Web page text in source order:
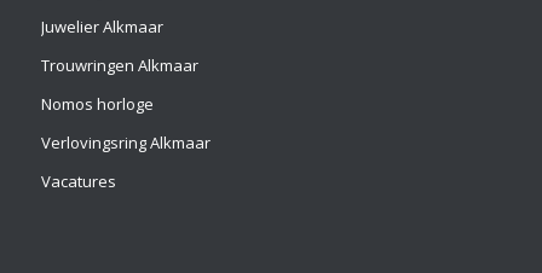
Juwelier Alkmaar
Trouwringen Alkmaar
Nomos horloge
Verlovingsring Alkmaar
Vacatures